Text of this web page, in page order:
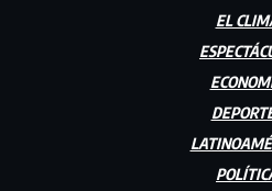
EL